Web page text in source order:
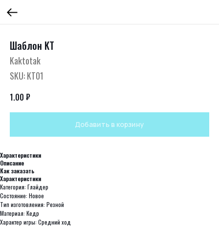
Шаблон KT
Kaktotak
SKU:KT01
1.00 ₽
Добавить в корзину
Характеристики
Описание
Как заказать
Характеристики
Категория: Глайдер
Состояние: Новое
Тип изготовления: Резной
Материал: Кедр
Характер игры: Средний ход